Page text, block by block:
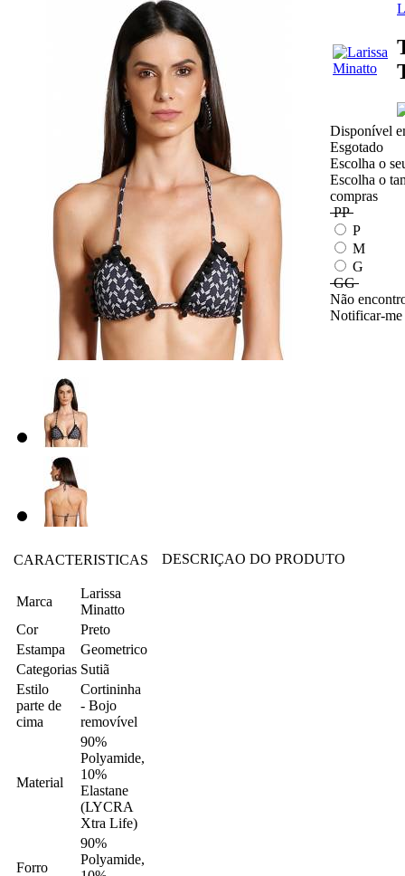
Disponível
Esgotado
Escolha o
Escolha o
compras
PP
P
M
G
GG
Não
Notificar-me
CARACTERISTICAS
Marca
Larissa
Minatto
Cor
Preto
Estampa
Geometrico
Categorias Sutiã
Estilo
parte de
cima
Cortininha
- Bojo
removível
Material
90%
Polyamide,
10%
Elastane
(LYCRA
Xtra Life)
Forro
90%
Polyamide,
DESCRIÇAO DO PRODUTO